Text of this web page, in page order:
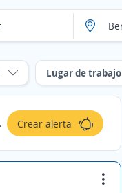
Lugar de trabajo
Crear alerta